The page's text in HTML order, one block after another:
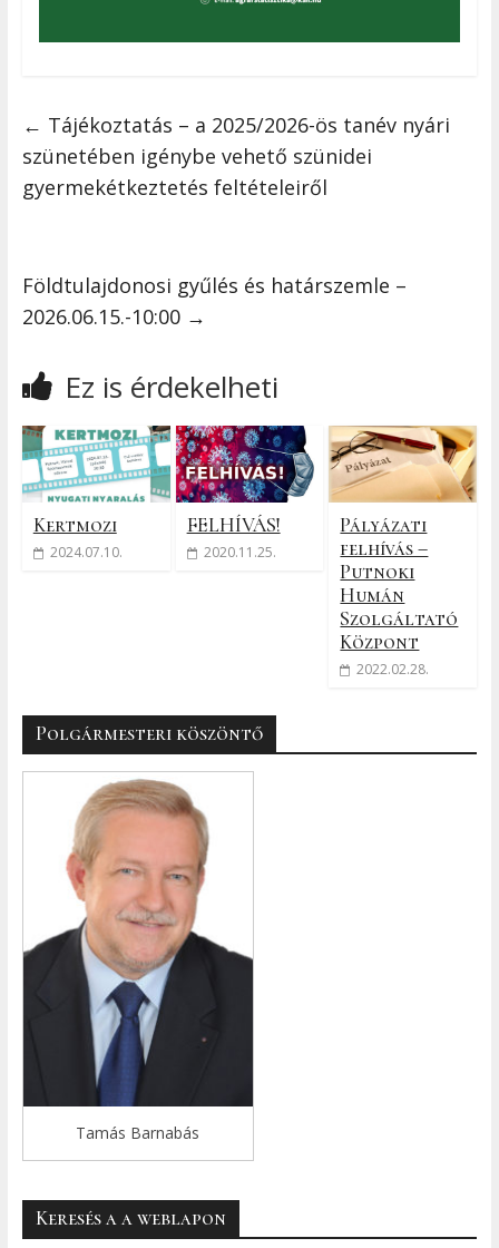
← Tájékoztatás – a 2025/2026-ös tanév nyári
szünetében igénybe vehető szünidei
gyermekétkeztetés feltételeiről
Földtulajdonosi gyűlés és határszemle –
2026.06.15.-10:00 →
Ez is érdekelheti
Kertmozi
2024.07.10.
FELHÍVÁS!
2020.11.25.
Pályázati
felhívás –
Putnoki
Humán
Szolgáltató
Központ
2022.02.28.
Polgármesteri köszöntő
Tamás Barnabás
Keresés a a weblapon